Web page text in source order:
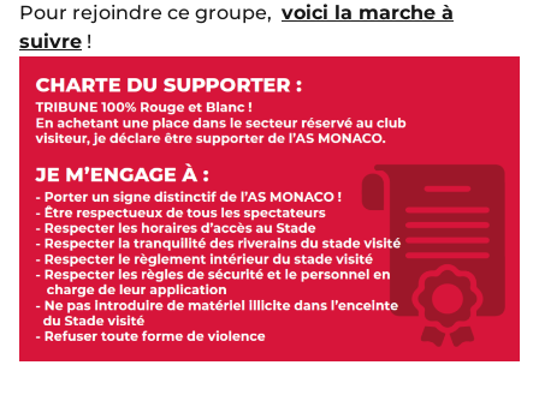
Pour rejoindre ce groupe, voici la marche à
suivre !